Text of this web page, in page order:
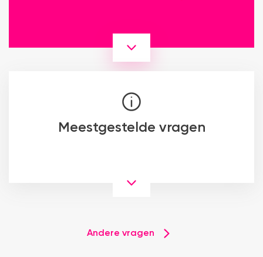
Meestgestelde vragen
Andere vragen